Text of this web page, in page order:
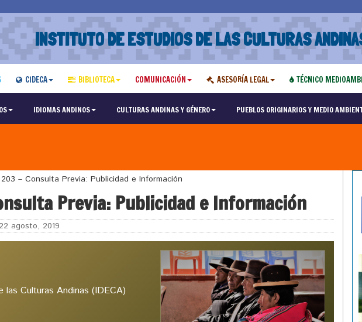
INSTITUTO DE ESTUDIOS DE LAS CULTURAS
CIDECA BIBLIOTECA COMUNICACIÓN ASESORÍA LEGAL TÉCNICO
IDIOMAS ANDINOS CULTURAS ANDINAS Y GÉNERO PUEBLOS ORIGINARIOS Y MEDIO
203 – Consulta Previa: Publicidad e Información
Previa: Publicidad e Información
22 agosto, 2019
Culturas Andinas (IDECA)